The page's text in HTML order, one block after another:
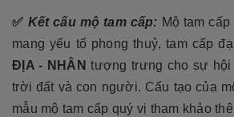
✅ Kết cấu mộ tam cấp: Mộ tam
mang yếu tố phong thuỷ, tam cấp
ĐỊA - NHÂN tượng trưng cho sự
trời đất và con người. Cấu tạo của
mẫu mộ tam cấp quý vị tham khảo